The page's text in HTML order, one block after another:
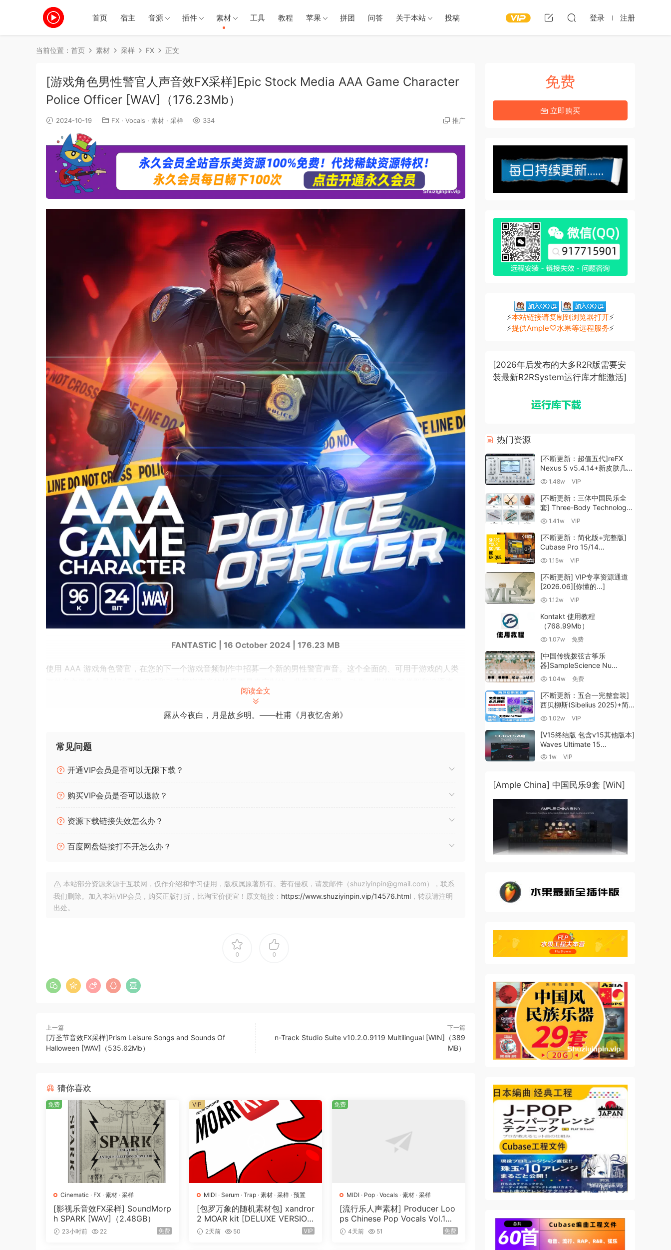
首页 宿主 音源 插件 素材 工具 教程 苹果 拼团 问答 关于本站 投稿 登录 注册
当前位置： 首页 素材 采样 FX 正文
[游戏角色男性警官人声音效FX采样]Epic Stock Media AAA Game Character
Police Officer [WAV]（176.23Mb）
2024-10-19 FX · Vocals · 素材 · 采样 334 推广
FANTASTiC | 16 October 2024 | 176.23 MB
使用 AAA 游戏角色警官，在您的下一个游戏音频制作中招募一个新的男性警官声音。这个全面的、可用于游戏的人类
AAA游戏角色警官 – 男性以第一人称射击游戏为灵感，以男性为主角，提供超过 420 个身临其境的游戏画外音文件。
入胜的电影场景、令人难忘的角色和出色的游戏音频体验所需的一切。
充满个性
或任何需要的打击犯罪游戏角色。他的声音已准备好用于您的游戏，以干净的音频格式提供，以便您想要进一步处理人
序列、解决冲突、无线电调度、逮捕和指挥、巡逻和证据收集。
现场（家庭、企业）、紧急现场（事故现场、火灾现场）、公共场所（商场、体育场）、郊区（住宅区）、农村地区
（小城镇、农田）、高风险地区（人质情况、银行抢劫）、交通枢纽（机场、火车站）和战术行动（突袭地点、安全
屋）。它们通过为叙事和游戏体验增添真实感和沉浸感，增强了动作、冒险、犯罪、模拟、惊悚、恐怖、生存、角色扮
文件中嵌入了大量元数据，以帮助您在正确的时间找到正确的声音。
的叙述栩栩如生，提升游戏预告片、游戏角色、戏剧性时刻和故事叙述的品质。
产品详情：
• 409 MB 语音样本
• 全部为 24bit/96k .WAV 文件格式
• 包含 Soundminer 元数据
• 符合 UCS 标准
• AAA 游戏角色配音音效库
• 8 分钟声音
• 4 种警报• 5 种
呼吸声 •
12 种咳嗽声
• 10 种哭泣声
• 136 条沉浸式女性角色对话台词 – 例如； “这是命令，上直升机，就位后关闭声音”
• 31 种战斗声音
阅读全文
露从今夜白，月是故乡明。——杜甫《月夜忆舍弟》
常见问题
开通VIP会员是否可以无限下载？
购买VIP会员是否可以退款？
资源下载链接失效怎么办？
百度网盘链接打不开怎么办？
本站部分资源来源于互联网，仅作介绍和学习使用，版权属原著所有。若有侵权，请发邮件（shuziyinpin@gmail.com），联系
我们删除。加入本站VIP会员，购买正版打折，比淘宝价便宜！原文链接： https://www.shuziyinpin.vip/14576.html ，转载请注明
出处。
0 0
上一篇
[万圣节音效FX采样]Prism Leisure Songs and Sounds Of
Halloween [WAV]（535.62Mb）
下一篇
n-Track Studio Suite v10.2.0.9119 Multilingual [WIN]（389
MB）
猜你喜欢
Cinematic · FX · 素材 · 采样
[影视乐音效FX采样] SoundMorp
h SPARK [WAV]（2.48GB）
23小时前 22 免费
免费
MIDI · Serum· Trap· 素材· 采样· 预置
[包罗万象的随机素材包] xandror
2 MOAR kit [DELUXE VERSIO
N] [WAV, MiDi]（3.1GB）
2天前 50 VIP
VIP
MIDI · Pop ·Vocals ·素材 ·采样
[流行乐人声素材] Producer Loo
ps Chinese Pop Vocals Vol.1
[WAV, MiDi, REX]（3.21GB）
4天前 51 免费
免费
免费
立即购买
⚡本站链接请复制到浏览器打开⚡
⚡提供Ample♡水果等远程服务⚡
[2026年后发布的大多R2R版需要安
装最新R2RSystem运行库才能激活]
热门资源
[不断更新：超值五代]reFX
Nexus 5 v5.4.14+新皮肤几十
套+原厂+全套扩展+教程
1.48w VIP
[不断更新：三体中国民乐全
套] Three-Body Technology-
R2R [WiN, MacOSX]
1.41w VIP
[不断更新：简化版+完整版]
Cubase Pro 15/14
VR/R2R/U2B+原厂音源+插件
MacOSX]（704.0MB+）
1.15w VIP
[不断更新] VIP专享资源通道
[2026.06][你懂的…]
1.12w VIP
Kontakt 使用教程
（768.99Mb）
1.07w 免费
[中国传统拨弦古筝乐
器]SampleScience Nu
Guzheng v2.0 x64 VST
VST3 AU DECENT SAMPLER
[WiN, MacOSX]（158MB)
1.04w 免费
[不断更新：五合一完整套装]
西贝柳斯(Sibelius 2025)+简
谱插件V8+图片识别+音频识别
MacOSX]（80.48GB+）
1.02w VIP
[V15终结版 包含v15其他版本]
Waves Ultimate 15
v25.05.27+一键安装版+安装
（4.1GB+10.2GB+9.6GB）
1w VIP
[Ample China] 中国民乐9套 [WiN]